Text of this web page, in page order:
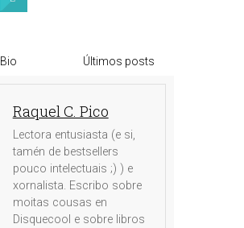
Bio Últimos posts
Raquel C. Pico
Lectora entusiasta (e si,
tamén de bestsellers
pouco intelectuais ;) ) e
xornalista. Escribo sobre
moitas cousas en
Disquecool e sobre libros